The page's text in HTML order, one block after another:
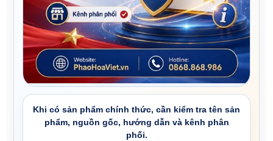
Khi có sản phẩm chính thức, cần kiểm tra tên sản
phẩm, nguồn gốc, hướng dẫn và kênh phân
phối.